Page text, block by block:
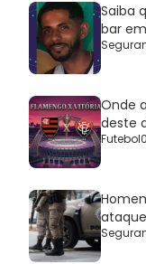
Saiba
bar
Onde
deste
Futebol